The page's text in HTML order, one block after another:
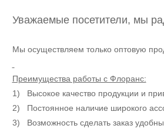
Уважаемые посетители, мы
Мы осуществляем только оптовую
Преимущества работы с Флоранс:
1) Высокое качество продукции и
2) Постоянное наличие широкого
3) Возможность сделать заказ